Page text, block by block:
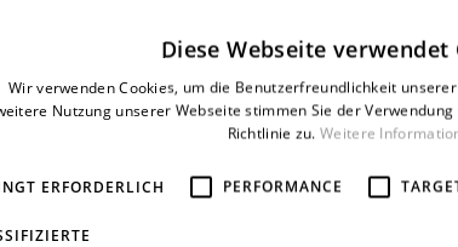
2007
21. 1. 2007
Diese Webseite verwendet
Wir verwenden Cookies, um die Benutzerfreundlichkeit
Nutzung unserer Webseite stimmen Sie der
Richtlinie zu. Weitere
ERFORDERLICH PERFORMANCE